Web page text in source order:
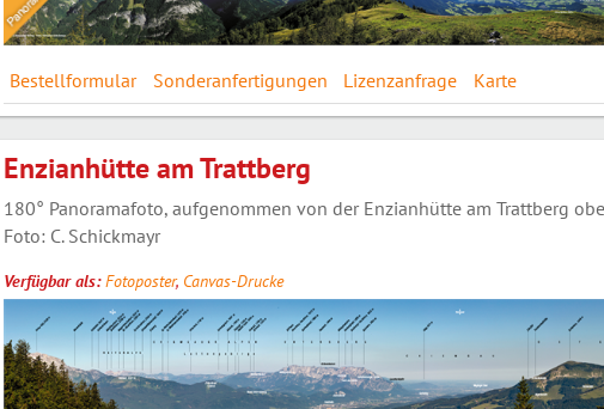
Bestellformular Sonderanfertigungen Lizenzanfrage Karte
Enzianhütte am Trattberg
180° Panoramafoto, aufgenommen von der Enzianhütte am Trattberg
Foto: C. Schickmayr
Verfügbar als:Fotoposter, Canvas-Drucke